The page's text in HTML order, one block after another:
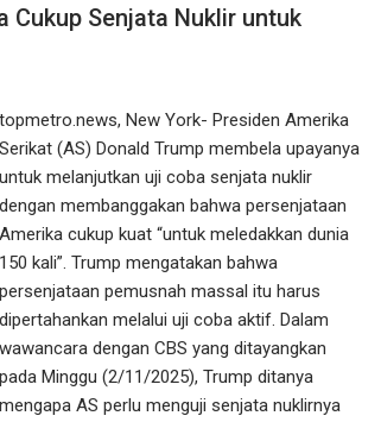
Cukup Senjata Nuklir untuk
topmetro.news, New York- Presiden Amerika
Serikat (AS) Donald Trump membela upayanya
untuk melanjutkan uji coba senjata nuklir
dengan membanggakan bahwa persenjataan
Amerika cukup kuat “untuk meledakkan dunia
150 kali”. Trump mengatakan bahwa
persenjataan pemusnah massal itu harus
dipertahankan melalui uji coba aktif. Dalam
wawancara dengan CBS yang ditayangkan
pada Minggu (2/11/2025), Trump ditanya
mengapa AS perlu menguji senjata nuklirnya